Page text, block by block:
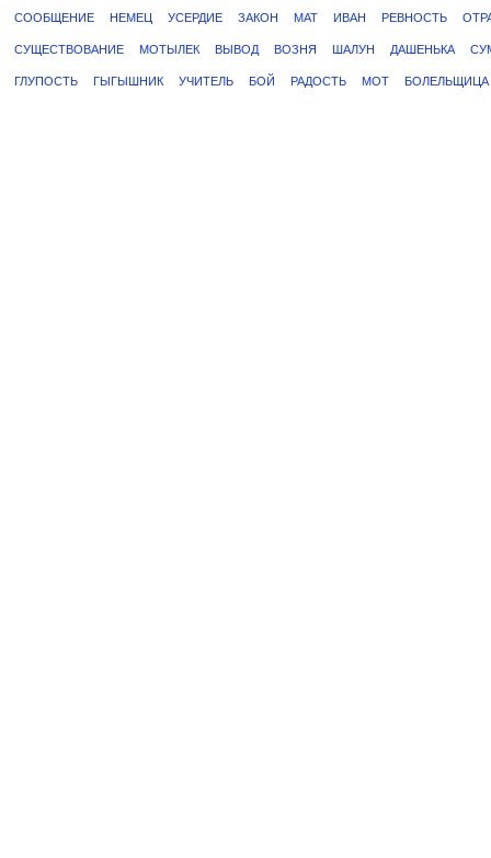
СООБЩЕНИЕ НЕМЕЦ УСЕРДИЕ ЗАКОН МАТ ИВАН РЕВНОСТЬ
СУЩЕСТВОВАНИЕ МОТЫЛЕК ВЫВОД ВОЗНЯ ШАЛУН ДАШЕНЬКА
ГЛУПОСТЬ ГЫГЫШНИК УЧИТЕЛЬ БОЙ РАДОСТЬ МОТ БОЛЕЛЬЩИЦА